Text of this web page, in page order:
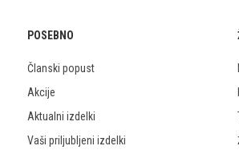
POSEBNO
Članski popust
Akcije
Aktualni izdelki
Vaši priljubljeni izdelki